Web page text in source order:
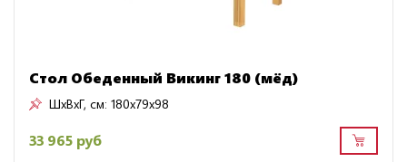
Стол Обеденный Викинг 180 (мёд)
ШxВxГ, см: 180x79x98
33 965 руб